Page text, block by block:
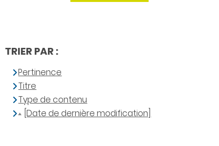
TRIER PAR :
Pertinence
Titre
Type de contenu
[Date de dernière modification]